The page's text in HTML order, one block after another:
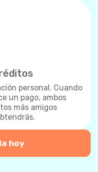
personal. Cuando
un pago, ambos
más amigos
hoy